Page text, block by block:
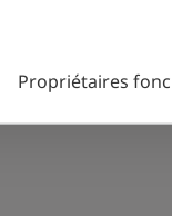
Propriétaires